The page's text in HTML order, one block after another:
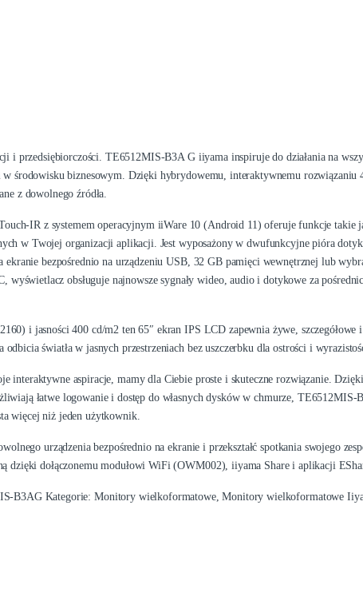
i przedsiębiorczości. TE6512MIS-B3A G iiyama inspiruje do działania na
środowisku biznesowym. Dzięki hybrydowemu, interaktywnemu rozwiązaniu
z dowolnego źródła.
IR z systemem operacyjnym iiWare 10 (Android 11) oferuje funkcje takie
w Twojej organizacji aplikacji. Jest wyposażony w dwufunkcyjne pióra
bezpośrednio na urządzeniu USB, 32 GB pamięci wewnętrznej lub
wyświetlacz obsługuje najnowsze sygnały wideo, audio i dotykowe za
i jasności 400 cd/m2 ten 65″ ekran IPS LCD zapewnia żywe, szczegółowe
światła w jasnych przestrzeniach bez uszczerbku dla ostrości i
interaktywne aspiracje, mamy dla Ciebie proste i skuteczne rozwiązanie.
łatwe logowanie i dostęp do własnych dysków w chmurze, TE6512MIS-
więcej niż jeden użytkownik.
urządzenia bezpośrednio na ekranie i przekształć spotkania swojego
dzięki dołączonemu modułowi WiFi (OWM002), iiyama Share i aplikacji
B3AG Kategorie:Monitory wielkoformatowe,Monitory wielkoformatowe